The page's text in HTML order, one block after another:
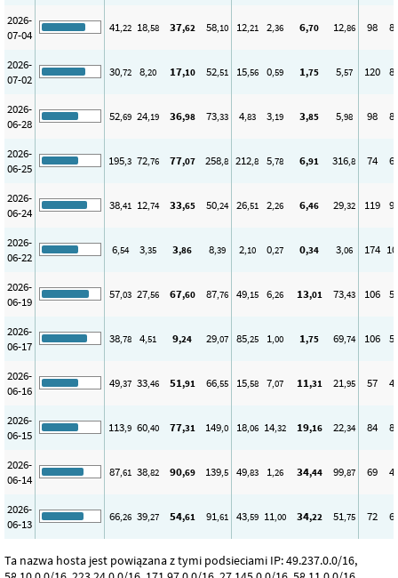
2026-
07-04
41,22 18,58 37,62 58,10 12,21 2,36 6,70 12,86 98
2026-
07-02
30,72 8,20 17,10 52,51 15,56 0,59 1,75 5,57 120
2026-
06-28
52,69 24,19 36,98 73,33 4,83 3,19 3,85 5,98 98
2026-
06-25
195,3 72,76 77,07 258,8 212,8 5,78 6,91 316,8 74
2026-
06-24
38,41 12,74 33,65 50,24 26,51 2,26 6,46 29,32 119
2026-
06-22
6,54 3,35 3,86 8,39 2,10 0,27 0,34 3,06 174
2026-
06-19
57,03 27,56 67,60 87,76 49,15 6,26 13,01 73,43 106
2026-
06-17
38,78 4,51 9,24 29,07 85,25 1,00 1,75 69,74 106
2026-
06-16
49,37 33,46 51,91 66,55 15,58 7,07 11,31 21,95 57
2026-
06-15
113,9 60,40 77,31 149,0 18,06 14,32 19,16 22,34 84
2026-
06-14
87,61 38,82 90,69 139,5 49,83 1,26 34,44 99,87 69
2026-
06-13
66,26 39,27 54,61 91,61 43,59 11,00 34,22 51,75 72
Ta nazwa hosta jest powiązana z tymi podsieciami IP: 49.237.0.0/16,